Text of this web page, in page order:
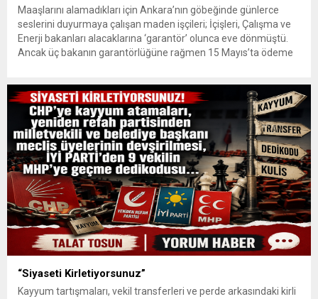
Maaşlarını alamadıkları için Ankara’nın göbeğinde günlerce
seslerini duyurmaya çalışan maden işçileri; İçişleri, Çalışma ve
Enerji bakanları alacaklarına ‘garantör’ olunca eve dönmüştü.
Ancak üç bakanın garantörlüğüne rağmen 15 Mayıs’ta ödeme
bünyesindeki Doruk Madencilik’te çalışan...
“Siyaseti Kirletiyorsunuz”
Kayyum tartışmaları, vekil transferleri ve perde arkasındaki kirli